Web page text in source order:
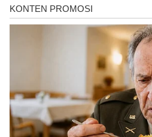
syndrome
Bucher, X., Pichler, W. J.,
Effect of tree pollen specific,
on the oral allergy syndrome to
(12), 1272-1276. doi:10.1111/